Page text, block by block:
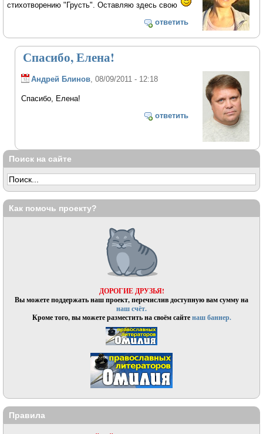
стихотворению "Грусть". Оставляю здесь свою
ответить
Спасибо, Елена!
Андрей Блинов, 08/09/2011 - 12:18
Спасибо, Елена!
ответить
Поиск на сайте
Как помочь проекту?
ДОРОГИЕ ДРУЗЬЯ!
Вы можете поддержать наш проект, перечислив доступную вам сумму на
наш счёт.
Кроме того, вы можете разместить на своём сайтенаш баннер.
Правила